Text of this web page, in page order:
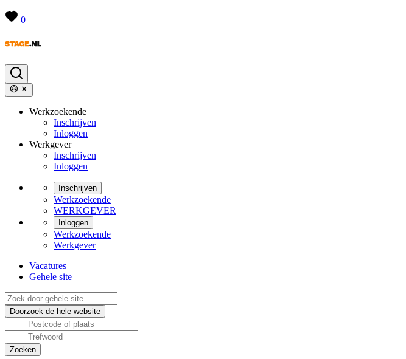
0
Werkzoekende
Inschrijven
Inloggen
Werkgever
Inschrijven
Inloggen
Inschrijven
Werkzoekende
WERKGEVER
Inloggen
Werkzoekende
Werkgever
Vacatures
Gehele site